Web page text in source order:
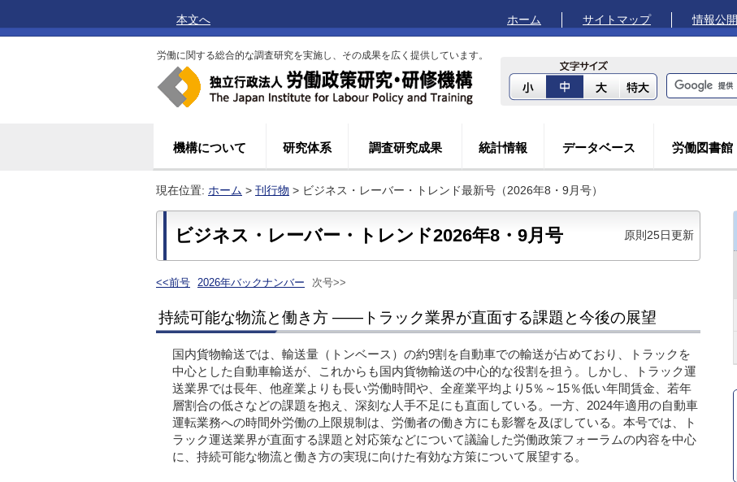
本文へ ホーム サイトマップ 情報公開
労働に関する総合的な調査研究を実施し、その成果を広く提供しています。
機構について 研究体系 調査研究成果 統計情報 データベース 労働図書館
現在位置: ホーム > 刊行物 > ビジネス・レーバー・トレンド最新号（2026年8・9月号）
ビジネス・レーバー・トレンド2026年8・9月号 原則25日更新
<<前号 2026年バックナンバー 次号>>
持続可能な物流と働き方 ――トラック業界が直面する課題と今後の展望
国内貨物輸送では、輸送量（トンベース）の約9割を自動車での輸送が占めており、トラックを
中心とした自動車輸送が、これからも国内貨物輸送の中心的な役割を担う。しかし、トラック運
送業界では長年、他産業よりも長い労働時間や、全産業平均より5％～15％低い年間賃金、若年
層割合の低さなどの課題を抱え、深刻な人手不足にも直面している。一方、2024年適用の自動車
運転業務への時間外労働の上限規制は、労働者の働き方にも影響を及ぼしている。本号では、ト
ラック運送業界が直面する課題と対応策などについて議論した労働政策フォーラムの内容を中心
に、持続可能な物流と働き方の実現に向けた有効な方策について展望する。